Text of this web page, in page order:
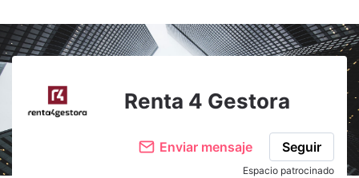
Renta 4 Gestora
Enviar mensaje Seguir
Espacio patrocinado